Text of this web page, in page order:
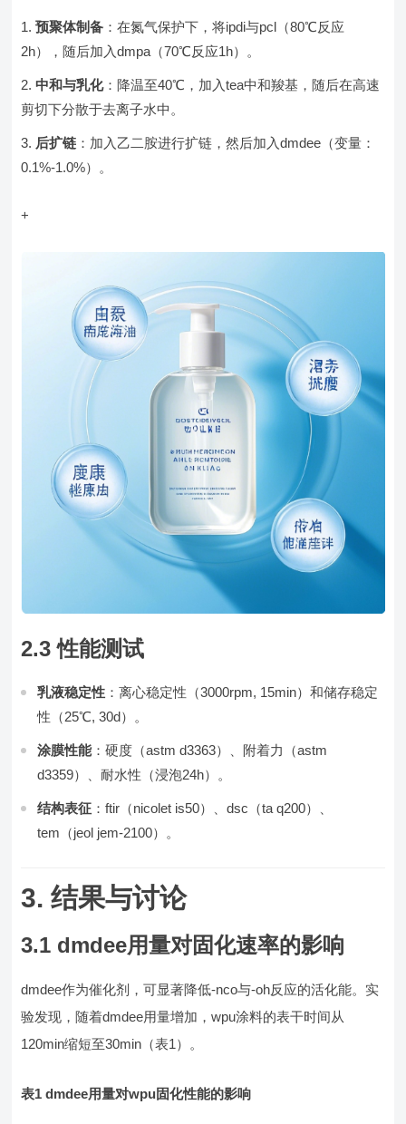
预聚体制备 ：在氮气保护下，将ipdi与pcl（80℃反应
2h），随后加入dmpa（70℃反应1h）。
中和与乳化：降温至40℃，加入tea中和羧基，随后在高速
剪切下分散于去离子水中。
后扩链 ：加入乙二胺进行扩链，然后加入dmdee（变量：
0.1%-1.0%）。
+
2.3 性能测试
乳液稳定性 ：离心稳定性（3000rpm, 15min）和储存稳定
性（25℃, 30d）。
涂膜性能：硬度（astm d3363）、附着力（astm
d3359）、耐水性（浸泡24h）。
结构表征 ：ftir（nicolet is50）、dsc（ta q200）、
tem（jeol jem-2100）。
3. 结果与讨论
3.1 dmdee用量对固化速率的影响
dmdee作为催化剂，可显著降低-nco与-oh反应的活化能。实
验发现，随着dmdee用量增加，wpu涂料的表干时间从
120min缩短至30min（表1）。
表1 dmdee用量对wpu固化性能的影响